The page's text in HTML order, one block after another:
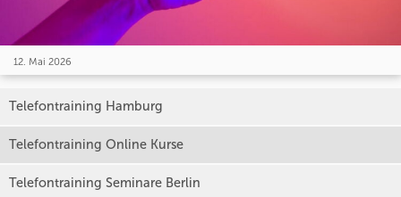
12. Mai 2026
Telefontraining Hamburg
Telefontraining Online Kurse
Telefontraining Seminare Berlin